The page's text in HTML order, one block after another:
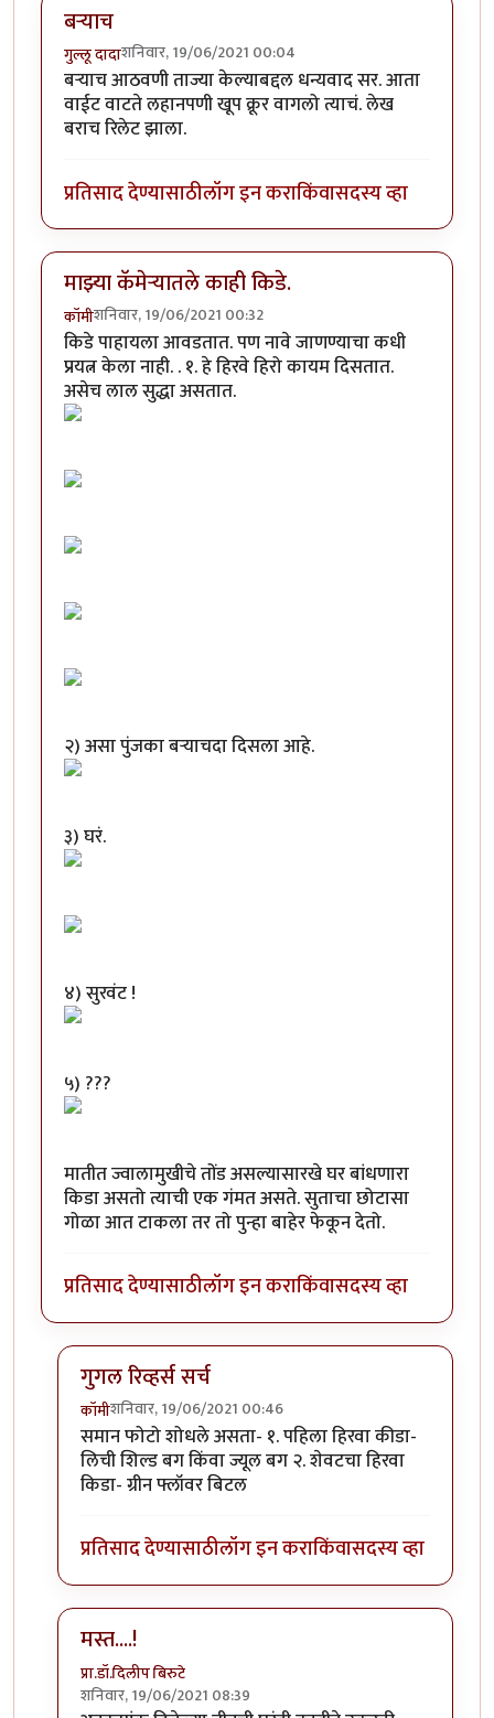
बऱ्याच
गुल्लू दादाशनिवार, 19/06/2021 00:04
बऱ्याच आठवणी ताज्या केल्याबद्दल धन्यवाद सर. आता
वाईट वाटते लहानपणी खूप क्रूर वागलो त्याचं. लेख
बराच रिलेट झाला.
प्रतिसाद देण्यासाठीलॉग इन कराकिंवासदस्य व्हा
माझ्या कॅमेऱ्यातले काही किडे.
कॉमीशनिवार, 19/06/2021 00:32
किडे पाहायला आवडतात. पण नावे जाणण्याचा कधी
प्रयत्न केला नाही. . १. हे हिरवे हिरो कायम दिसतात.
असेच लाल सुद्धा असतात.
२) असा पुंजका बऱ्याचदा दिसला आहे.
३) घरं.
४) सुरवंट !
५) ???
मातीत ज्वालामुखीचे तोंड असल्यासारखे घर बांधणारा
किडा असतो त्याची एक गंमत असते. सुताचा छोटासा
गोळा आत टाकला तर तो पुन्हा बाहेर फेकून देतो.
प्रतिसाद देण्यासाठीलॉग इन कराकिंवासदस्य व्हा
गुगल रिव्हर्स सर्च
कॉमीशनिवार, 19/06/2021 00:46
In reply toमाझ्या कॅमेऱ्यातले काही किडे.byकॉमी
समान फोटो शोधले असता- १. पहिला हिरवा कीडा-
लिची शिल्ड बग किंवा ज्यूल बग २. शेवटचा हिरवा
किडा- ग्रीन फ्लॉवर बिटल
प्रतिसाद देण्यासाठीलॉग इन कराकिंवासदस्य व्हा
मस्त....!
प्रा.डॉ.दिलीप बिरुटे
शनिवार, 19/06/2021 08:39